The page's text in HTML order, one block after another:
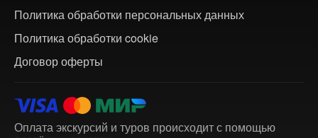
Политика обработки персональных данных
Политика обработки cookie
Договор оферты
Оплата экскурсий и туров происходит с помощью